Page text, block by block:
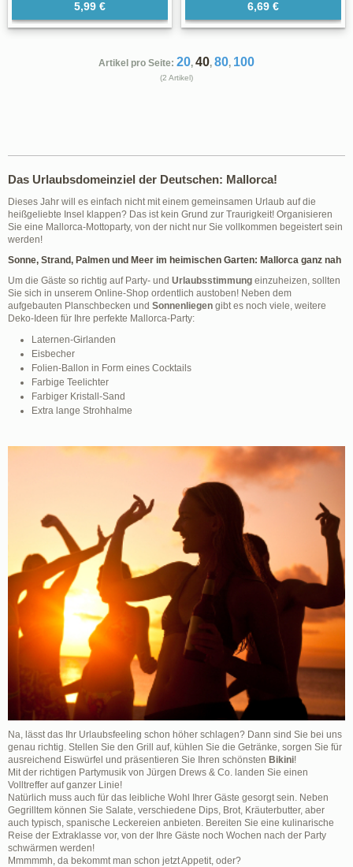
5,99 € 6,69 €
Artikel pro Seite: 20, 40, 80, 100
(2 Artikel)
Das Urlaubsdomeinziel der Deutschen: Mallorca!
Dieses Jahr will es einfach nicht mit einem gemeinsamen Urlaub auf die
heißgeliebte Insel klappen? Das ist kein Grund zur Traurigkeit! Organisieren
Sie eine Mallorca-Mottoparty, von der nicht nur Sie vollkommen begeistert sein
werden!
Sonne, Strand, Palmen und Meer im heimischen Garten: Mallorca ganz nah
Um die Gäste so richtig auf Party- und Urlaubsstimmung einzuheizen, sollten
Sie sich in unserem Online-Shop ordentlich austoben! Neben dem
aufgebauten Planschbecken und Sonnenliegen gibt es noch viele, weitere
Deko-Ideen für Ihre perfekte Mallorca-Party:
Laternen-Girlanden
Eisbecher
Folien-Ballon in Form eines Cocktails
Farbige Teelichter
Farbiger Kristall-Sand
Extra lange Strohhalme
Na, lässt das Ihr Urlaubsfeeling schon höher schlagen? Dann sind Sie bei uns
genau richtig. Stellen Sie den Grill auf, kühlen Sie die Getränke, sorgen Sie für
ausreichend Eiswürfel und präsentieren Sie Ihren schönsten Bikini!
Mit der richtigen Partymusik von Jürgen Drews & Co. landen Sie einen
Volltreffer auf ganzer Linie!
Natürlich muss auch für das leibliche Wohl Ihrer Gäste gesorgt sein. Neben
Gegrilltem können Sie Salate, verschiedene Dips, Brot, Kräuterbutter, aber
auch typisch, spanische Leckereien anbieten. Bereiten Sie eine kulinarische
Reise der Extraklasse vor, von der Ihre Gäste noch Wochen nach der Party
schwärmen werden!
Mmmmmh, da bekommt man schon jetzt Appetit, oder?